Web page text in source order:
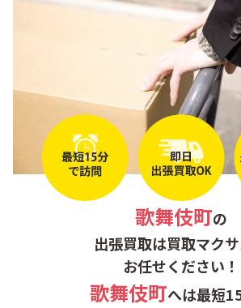
岩戸町
榎町
改代町
神楽坂
片町
上落合
喜久井町
歌舞伎町の
出張買取は買取マク
お任せください！
歌舞伎町へは最短